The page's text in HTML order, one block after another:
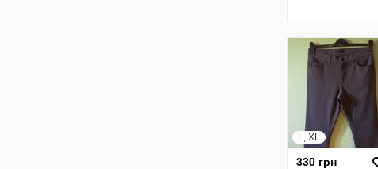
L, XL
330 грн